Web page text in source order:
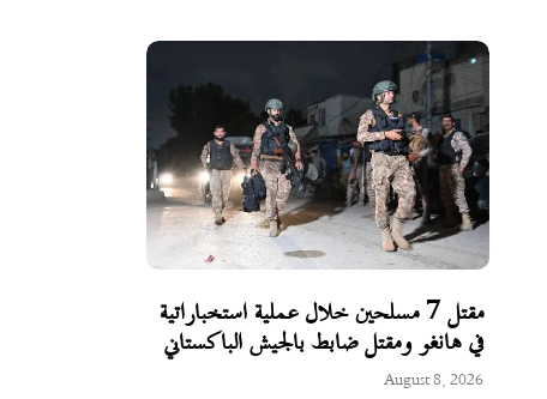
مقتل 7 مسلحين خلال عملية استخباراتية
في هانغو ومقتل ضابط بالجيش الباكستاني
August 8, 2026